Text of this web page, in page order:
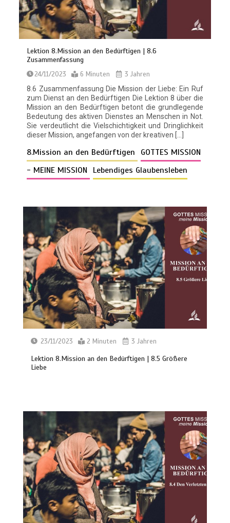
Lektion 8.Mission an den Bedürftigen | 8.6
Zusammenfassung
24/11/2023 6 Minuten
3 Jahren
8.6 Zusammenfassung Die Mission der Liebe: Ein Ruf
zum Dienst an den Bedürftigen Die Lektion 8 über die
Mission an den Bedürftigen betont die grundlegende
Bedeutung des aktiven Dienstes an Menschen in Not.
Sie verdeutlicht die Vielschichtigkeit und Dringlichkeit
dieser Mission, angefangen von der kreativen […]
8.Mission an den Bedürftigen
GOTTES MISSION
- MEINE MISSION
Lebendiges Glaubensleben
23/11/2023 2 Minuten 3 Jahren
Lektion 8.Mission an den Bedürftigen | 8.5 Größere
Liebe